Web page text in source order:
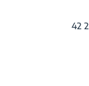
42